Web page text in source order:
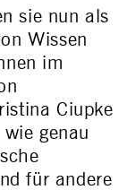
sie nun als
Wissen
im
Ciupke
genau
für andere